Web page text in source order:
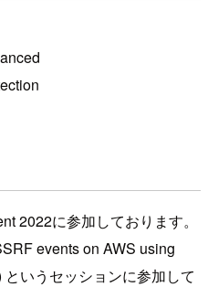
2022に参加しております。
events on AWS using
いうセッションに参加して